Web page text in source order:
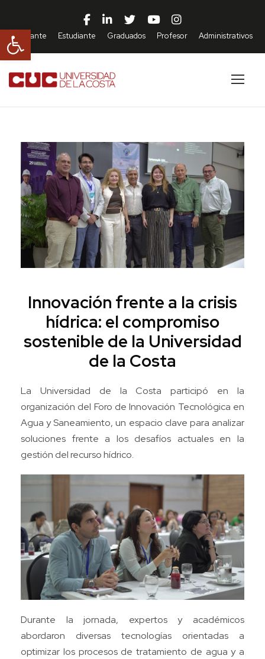
Abrir barra de herramientas
Aspirante Estudiante Graduados Profesor Administrativos
Innovación frente a la crisis
hídrica: el compromiso
sostenible de la Universidad
de la Costa
La Universidad de la Costa participó en la
organización del Foro de Innovación Tecnológica en
Agua y Saneamiento, un espacio clave para analizar
soluciones frente a los desafíos actuales en la
gestión del recurso hídrico.
Durante la jornada, expertos y académicos
abordaron diversas tecnologías orientadas a
optimizar los procesos de tratamiento de agua y a